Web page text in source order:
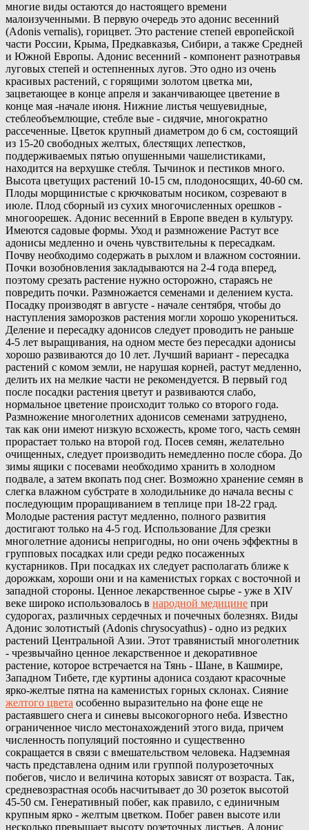
многие виды остаются до настоящего времени
малоизученными. В первую очередь это адонис весенний
(Adonis vernalis), горицвет. Это растение степей европейской
части России, Крыма, Предкавказья, Сибири, а также Средней
и Южной Европы. Адонис весенний - компонент разнотравья
луговых степей и остепненных лугов. Это одно из очень
красивых растений, с горящими золотом цветка ми,
зацветающее в конце апреля и заканчивающее цветение в
конце мая -начале июня. Нижние листья чешуевидные,
стеблеобъемлющие, стебле вые - сидячие, многократно
рассеченные. Цветок крупный диаметром до 6 см, состоящий
из 15-20 свободных желтых, блестящих лепестков,
поддерживаемых пятью опушенными чашелистиками,
находится на верхушке стебля. Тычинок и пестиков много.
Высота цветущих растений 10-15 см, плодоносящих, 40-60 см.
Плоды морщинистые с крючковатым носиком, созревают в
июле. Плод сборный из сухих многочисленных орешков -
многоорешек. Адонис весенний в Европе введен в культуру.
Имеются садовые формы. Уход и размножение Растут все
адонисы медленно и очень чувствительны к пересадкам.
Почву необходимо содержать в рыхлом и влажном состоянии.
Почки возобновления закладываются на 2-4 года вперед,
поэтому срезать растение нужно осторожно, стараясь не
повредить почки. Размножается семенами и делением куста.
Посадку производят в августе - начале сентября, чтобы до
наступления заморозков растения могли хорошо укорениться.
Деление и пересадку адонисов следует проводить не раньше
4-5 лет выращивания, на одном месте без пересадки адонисы
хорошо развиваются до 10 лет. Лучший вариант - пересадка
растений с комом земли, не нарушая корней, растут медленно,
делить их на мелкие части не рекомендуется. В первый год
после посадки растения цветут и развиваются слабо,
нормальное цветение происходит только со второго года.
Размножение многолетних адонисов семенами затруднено,
так как они имеют низкую всхожесть, кроме того, часть семян
прорастает только на второй год. Посев семян, желательно
очищенных, следует производить немедленно после сбора. До
зимы ящики с посевами необходимо хранить в холодном
подвале, а затем вкопать под снег. Возможно хранение семян в
слегка влажном субстрате в холодильнике до начала весны с
последующим проращиванием в теплице при 18-22 град.
Молодые растения растут медленно, полного развития
достигают только на 4-5 год. Использование Для срезки
многолетние адонисы непригодны, но они очень эффектны в
групповых посадках или среди редко посаженных
кустарников. При посадках их следует располагать ближе к
дорожкам, хороши они и на каменистых горках с восточной и
западной стороны. Ценное лекарственное сырье - уже в XIV
веке широко использовалось в народной медицине при
судорогах, различных сердечных и почечных болезнях. Виды
Адонис золотистый (Adonis chrysocyathus) - одно из редких
растений Центральной Азии. Этот травянистый многолетник
- чрезвычайно ценное лекарственное и декоративное
растение, которое встречается на Тянь - Шане, в Кашмире,
Западном Тибете, где куртины адониса создают красочные
ярко-желтые пятна на каменистых горных склонах. Сияние
желтого цвета особенно выразительно на фоне еще не
растаявшего снега и синевы высокогорного неба. Известно
ограниченное число местонахождений этого вида, причем
численность популяций постоянно и существенно
сокращается в связи с вмешательством человека. Надземная
часть представлена одним или группой полурозеточных
побегов, число и величина которых зависят от возраста. Так,
средневозрастная особь насчитывает до 30 розеток высотой
45-50 см. Генеративный побег, как правило, с единичным
крупным ярко - желтым цветком. Побег равен высоте или
несколько превышает высоту розеточных листьев. Адонис